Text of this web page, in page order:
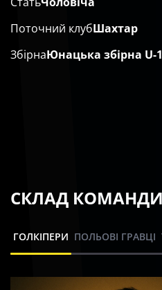
Поточний клубШахтар
ЗбірнаЮнацька збірна U-
СКЛАД КОМАНДИ
ГОЛКІПЕРИ ПОЛЬОВІ ГРАВЦІ